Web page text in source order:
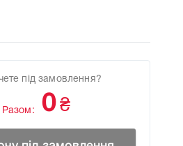
під замовлення?
Разом: 0 ₴